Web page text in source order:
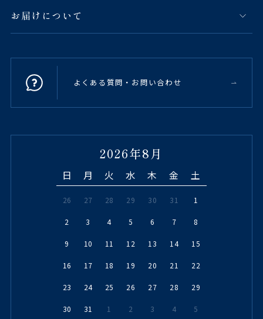
お届けについて
よくある質問・お問い合わせ
2026年8月
日 月 火 水 木 金 土
26 27 28 29 30 31 1
2 3 4 5 6 7 8
9 10 11 12 13 14 15
16 17 18 19 20 21 22
23 24 25 26 27 28 29
30 31 1 2 3 4 5